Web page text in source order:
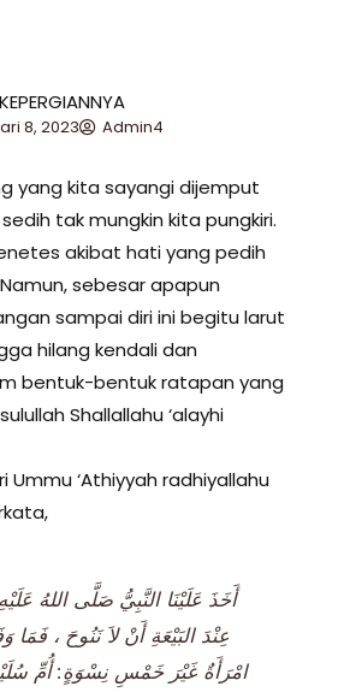
8, 2023
Admin4
yang kita sayangi dijemput
tak mungkin kita pungkiri.
akibat hati yang pedih
sebesar apapun
sampai diri ini begitu larut
hilang kendali dan
bentuk-bentuk ratapan yang
Shallallahu ‘alayhi
Ummu ‘Athiyyah radhiyallahu
عِنْدَ البَيْعَةِ أَنْ لاَ نَنُوحَ ، فَمَا
امْرَأَةٌ غَيْرَ خَمْسِ نِسْوَةٍ: أُمِّ